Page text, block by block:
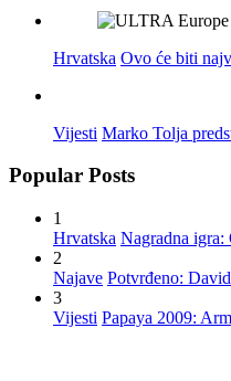
Hrvatska Ovo će biti
Vijesti Marko Tolja
Popular Posts
1
Hrvatska Nagradna
2
Najave Potvrđeno:
3
Vijesti Papaya 2009: